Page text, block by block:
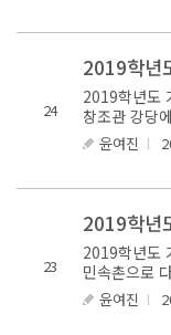
24
2019학년
2019학년도
창조관 강당
참여해주고
기획하고 진
윤여진 l
23
2019학년도
민속촌으로
찍고, 한국의
시간이였으
윤여진 l